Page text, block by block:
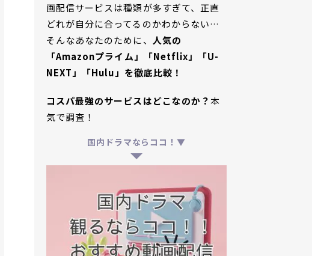
画配信サービスは種類が多すぎて、正直
どれが自分に合ってるのかわからない…
そんなあなたのために、 人気の
「Amazonプライム」「Netflix」「U-
NEXT」「Hulu」を徹底比較！
コスパ最強のサービスはどこなのか？本
気で調査！
国内ドラマならココ！▼